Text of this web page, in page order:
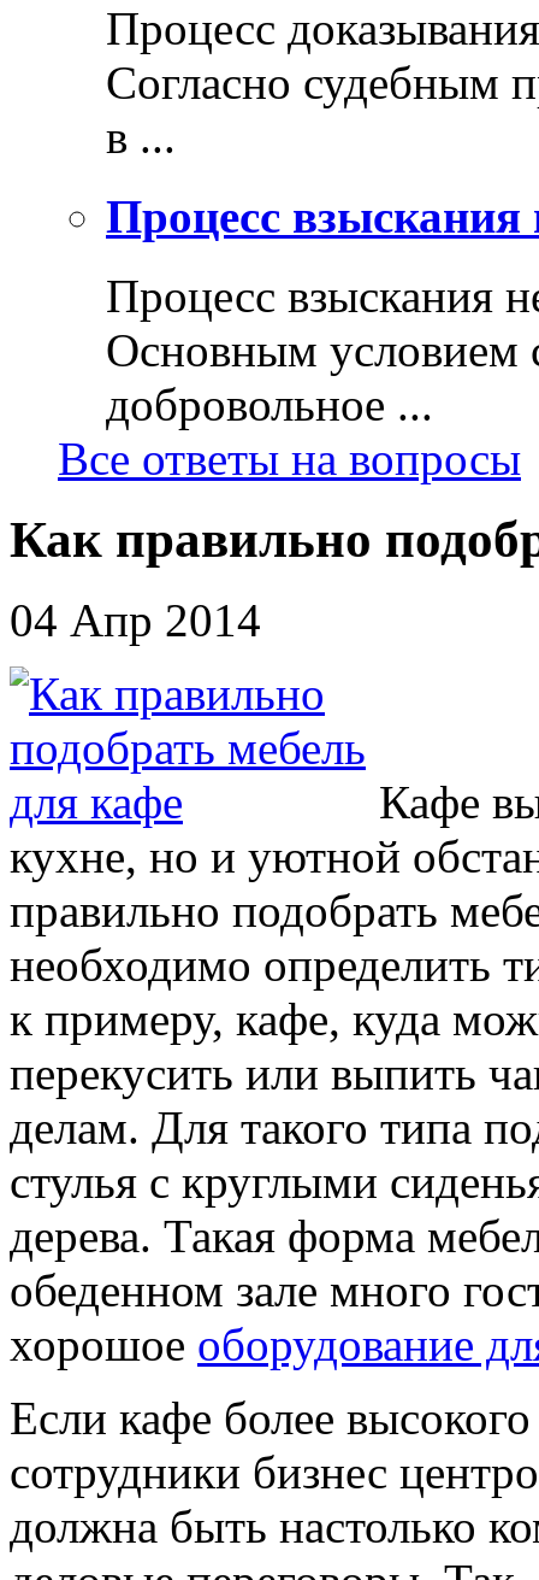
Процесс доказывания
Согласно судебным
в ...
Процесс взыскания
Процесс взыскания
Основным условием
добровольное ...
Все ответы на вопросы
Как правильно
04 Апр 2014
Кафе
кухне, но и уютной
правильно подобрать
необходимо определить
к примеру, кафе, куда
перекусить или выпить
делам. Для такого типа
стулья с круглыми
дерева. Такая форма
обеденном зале много
хорошое оборудование
Если кафе более
сотрудники бизнес
должна быть настолько